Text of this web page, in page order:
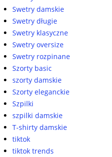
Swetry damskie
Swetry długie
Swetry klasyczne
Swetry oversize
Swetry rozpinane
Szorty basic
szorty damskie
Szorty eleganckie
Szpilki
szpilki damskie
T-shirty damskie
tiktok
tiktok trends